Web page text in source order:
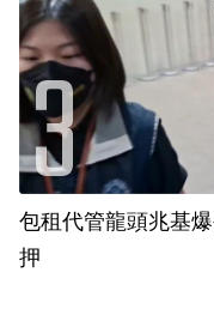
包租代管龍頭兆基
押